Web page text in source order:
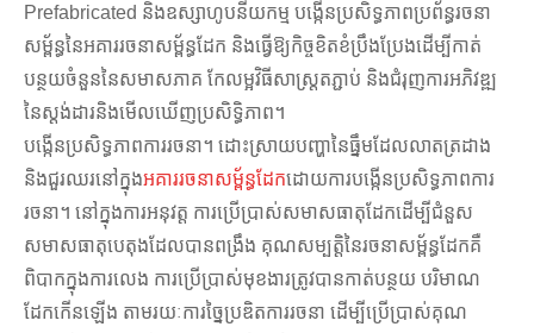
Prefabricated និងឧស្សាហូបនីយកម្ម បង្កើនប្រសិទ្ធភាពប្រព័ន្ធរចនា
សម្ព័ន្ធនៃអគាររចនាសម្ព័ន្ធដែក និងធ្វើឱ្យកិច្ចខិតខំប្រឹងប្រែងដើម្បីកាត់
បន្ថយចំនួននៃសមាសភាគ កែលម្អវិធីសាស្រ្តតភ្ជាប់ និងជំរុញការអភិវឌ្ឍ
នៃស្តង់ដារនិងមើលឃើញប្រសិទ្ធិភាព។
បង្កើនប្រសិទ្ធភាពការរចនា។ ដោះស្រាយបញ្ហានៃធ្នឹមដែលលាតត្រដាង
និងជួរឈរនៅក្នុងអគាររចនាសម្ព័ន្ធដែកដោយការបង្កើនប្រសិទ្ធភាពការ
រចនា។ នៅក្នុងការអនុវត្ត ការប្រើប្រាស់សមាសធាតុដែកដើម្បីជំនួស
សមាសធាតុបេតុងដែលបានពង្រឹង គុណសម្បត្តិនៃរចនាសម្ព័ន្ធដែកគឺ
ពិបាកក្នុងការលេង ការប្រើប្រាស់មុខងារត្រូវបានកាត់បន្ថយ បរិមាណ
ដែកកើនឡើង តាមរយៈការច្នៃប្រឌិតការរចនា ដើម្បីប្រើប្រាស់គុណ